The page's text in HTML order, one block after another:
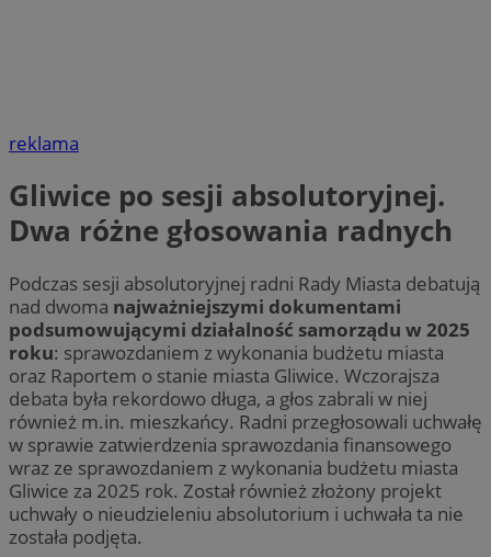
reklama
Gliwice po sesji absolutoryjnej.
Dwa różne głosowania radnych
Podczas sesji absolutoryjnej radni Rady Miasta debatują
nad dwoma najważniejszymi dokumentami
podsumowującymi działalność samorządu w 2025
roku: sprawozdaniem z wykonania budżetu miasta
oraz Raportem o stanie miasta Gliwice. Wczorajsza
debata była rekordowo długa, a głos zabrali w niej
również m.in. mieszkańcy. Radni przegłosowali uchwałę
w sprawie zatwierdzenia sprawozdania finansowego
wraz ze sprawozdaniem z wykonania budżetu miasta
Gliwice za 2025 rok. Został również złożony projekt
uchwały o nieudzieleniu absolutorium i uchwała ta nie
została podjęta.